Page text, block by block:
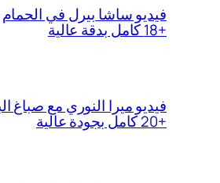
فيديو ساشا بيرل في الحمام
+18 كامل بدقة عالية
فيديو ميرا النوري مع صباغ
+20 كامل بجودة عالية